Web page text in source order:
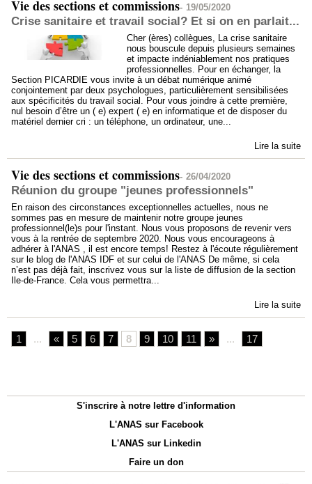
Vie des sections et commissions- 19/05/2020
Crise sanitaire et travail social? Et si on en parlait...
Cher (ères) collègues, La crise sanitaire
nous bouscule depuis plusieurs semaines
et impacte indéniablement nos pratiques
professionnelles. Pour en échanger, la
Section PICARDIE vous invite à un débat numérique animé
conjointement par deux psychologues, particulièrement sensibilisées
aux spécificités du travail social. Pour vous joindre à cette première,
nul besoin d’être un ( e) expert ( e) en informatique et de disposer du
matériel dernier cri : un téléphone, un ordinateur, une...
Lire la suite
Vie des sections et commissions- 26/04/2020
Réunion du groupe "jeunes professionnels"
En raison des circonstances exceptionnelles actuelles, nous ne
sommes pas en mesure de maintenir notre groupe jeunes
professionnel(le)s pour l'instant. Nous vous proposons de revenir vers
vous à la rentrée de septembre 2020. Nous vous encourageons à
adhérer à l'ANAS , il est encore temps! Restez à l'écoute régulièrement
sur le blog de l'ANAS IDF et sur celui de l'ANAS De même, si cela
n’est pas déjà fait, inscrivez vous sur la liste de diffusion de la section
Ile-de-France. Cela vous permettra...
Lire la suite
1 ... « 5 6 7 8 9 10 11 » ... 17
S'inscrire à notre lettre d'information
L'ANAS sur Facebook
L'ANAS sur Linkedin
Faire un don